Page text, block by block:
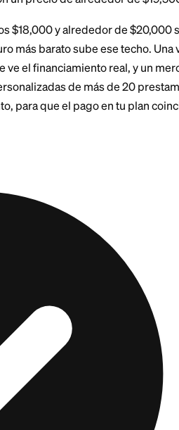
El 10% de $5,000 son $500
Si el seguro y el
pago real del préstamo.
20% de pago inicial, ese
a un auto con un precio de
auto entre los $18,000 y
o un seguro más barato
ver cómo se ve el
ofertas personalizadas de
para que el